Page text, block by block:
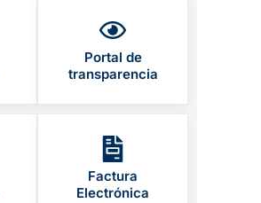
Portal de
transparencia
Factura
Electrónica